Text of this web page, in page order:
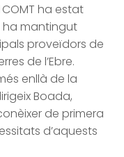
ha estat
ha mantingut
proveïdors de
de l’Ebre.
enllà de la
Boada,
de primera
d’aquests